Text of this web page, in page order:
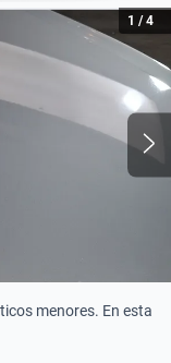
1 /4
menores. En esta